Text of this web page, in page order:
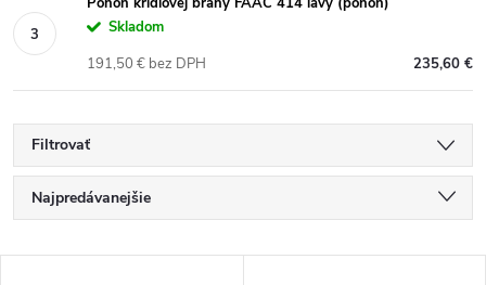
Skladom
235,60 €
191,50 € bez DPH
Filtrovať
R
a
Najpredávanejšie